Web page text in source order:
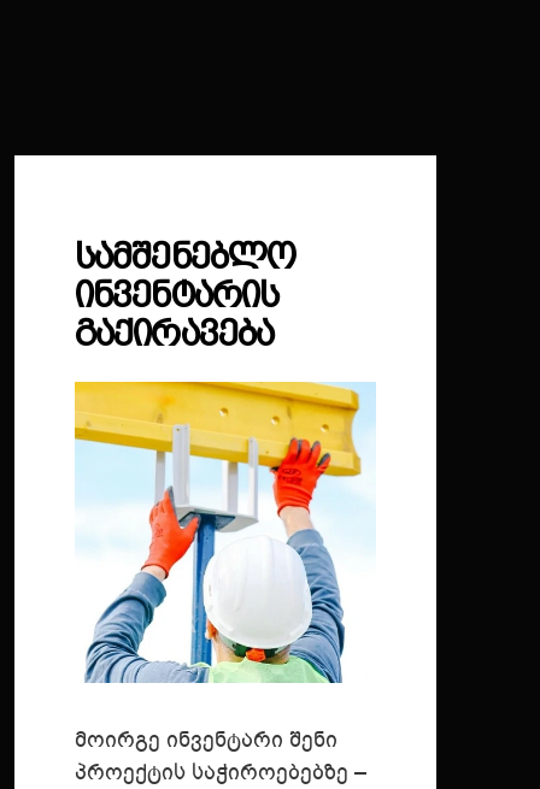
ᲡᲐᲛᲨᲔᲜᲔᲑᲚᲝ
ᲘᲜᲕᲔᲜᲢᲐᲠᲘᲡ
ᲒᲐᲥᲘᲠᲐᲕᲔᲑᲐ
მოირგე ინვენტარი შენი
პროექტის საჭიროებებზე –